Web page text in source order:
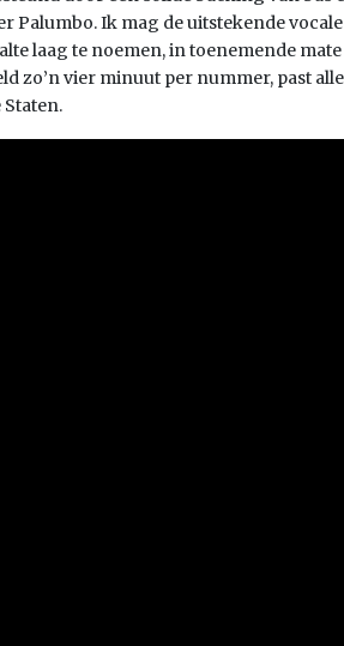
Palumbo. Ik mag de uitstekende
laag te noemen, in toenemende
zo’n vier minuut per nummer, past